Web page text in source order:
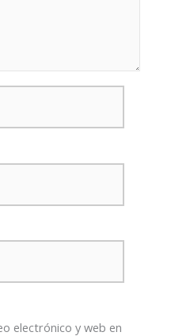
electrónico y web en